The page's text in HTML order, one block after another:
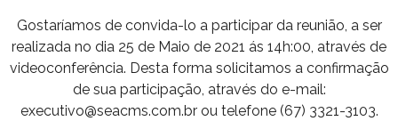
Gostaríamos de convida-lo a participar da reunião, a ser
realizada no dia 25 de Maio de 2021 ás 14h:00, através de
videoconferência. Desta forma solicitamos a confirmação
de sua participação, através do e-mail:
executivo@seacms.com.br ou telefone (67) 3321-3103.